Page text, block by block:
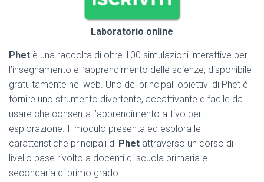
Laboratorio online
Phet è una raccolta di oltre 100 simulazioni interattive per
l’insegnamento e l’apprendimento delle scienze, disponibile
gratuitamente nel web. Uno dei principali obiettivi di Phet è
fornire uno strumento divertente, accattivante e facile da
usare che consenta l’apprendimento attivo per
esplorazione. Il modulo presenta ed esplora le
caratteristiche principali di Phet attraverso un corso di
livello base rivolto a docenti di scuola primaria e
secondaria di primo grado.